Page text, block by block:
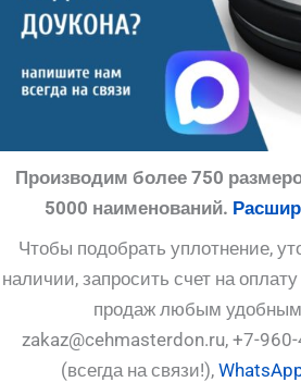
Производим более 750
5000 наименований.
Чтобы подобрать уплотнение,
наличии, запросить счет на
продаж любым
zakaz@cehmasterdon.ru, +7-
(всегда на связи!),